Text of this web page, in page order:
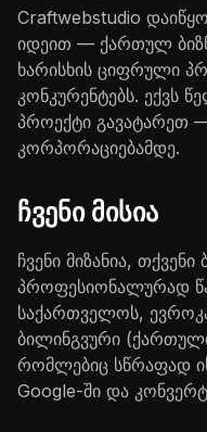
Craftwebstudio
იდეით — ქართულ
ხარისხის ციფრული
კონკურენტებს. ექვს
პროექტი გავატარეთ
კორპორაციებამდე.
ჩვენი მისია
ჩვენი მიზანია,
პროფესიონალურად
საქართველოს,
ბილინგვური
რომლებიც სწრაფად
Google-ში და